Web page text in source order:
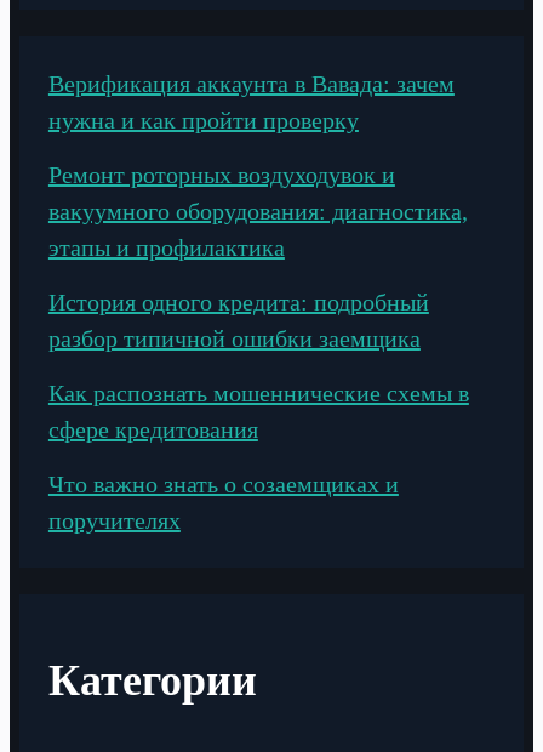
Верификация аккаунта в Вавада: зачем
нужна и как пройти проверку
Ремонт роторных воздуходувок и
вакуумного оборудования: диагностика,
этапы и профилактика
История одного кредита: подробный
разбор типичной ошибки заемщика
Как распознать мошеннические схемы в
сфере кредитования
Что важно знать о созаемщиках и
поручителях
Категории